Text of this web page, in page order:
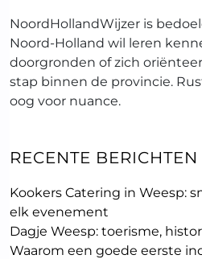
NoordHollandWijzer is
Noord-Holland wil leren
doorgronden of zich
stap binnen de provincie.
oog voor nuance.
RECENTE BERICHTEN
Kookers Catering in Weesp:
elk evenement
Dagje Weesp: toerisme,
Waarom een goede eerste